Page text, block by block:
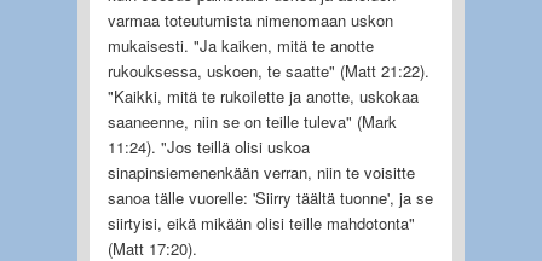
varmaa toteutumista nimenomaan uskon
mukaisesti. "Ja kaiken, mitä te anotte
rukouksessa, uskoen, te saatte" (Matt 21:22).
"Kaikki, mitä te rukoilette ja anotte, uskokaa
saaneenne, niin se on teille tuleva" (Mark
11:24). "Jos teillä olisi uskoa
sinapinsiemenenkään verran, niin te voisitte
sanoa tälle vuorelle: 'Siirry täältä tuonne', ja se
siirtyisi, eikä mikään olisi teille mahdotonta"
(Matt 17:20).